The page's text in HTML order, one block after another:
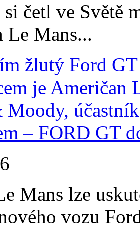
si četl ve Světě
Le Mans...
– FORD GT
Mans lze
vozu